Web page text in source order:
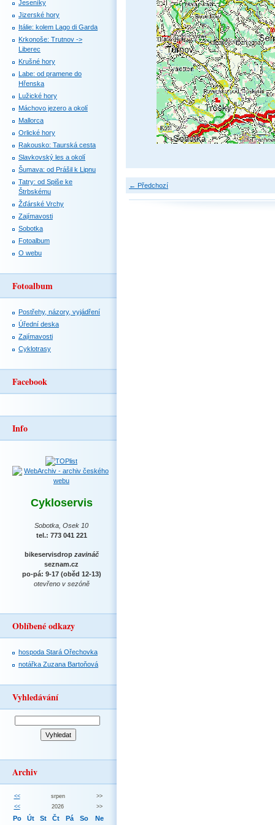
← Předchozí
Jeseníky
Jizerské hory
Itálie: kolem Lago di Garda
Krkonoše: Trutnov ->
Liberec
Krušné hory
Labe: od pramene do
Hřenska
Lužické hory
Máchovo jezero a okolí
Mallorca
Orlické hory
Rakousko: Taurská cesta
Slavkovský les a okolí
Šumava: od Prášil k Lipnu
Tatry: od Spiše ke
Štrbskému
Žďárské Vrchy
Zajímavosti
Sobotka
Fotoalbum
O webu
Fotoalbum
Postřehy, názory, vyjádření
Úřední deska
Zajímavosti
Cyklotrasy
Facebook
Info
Cykloservis
Sobotka, Osek 10
tel.: 773 041 221
bikeservisdrop zavináč
seznam.cz
po-pá: 9-17 (oběd 12-13)
otevřeno v sezóně
Oblíbené odkazy
hospoda Stará Ořechovka
notářka Zuzana Bartoňová
Vyhledávání
Archiv
<< srpen
>>
<<
2026 >>
Po Út St Čt Pá So Ne